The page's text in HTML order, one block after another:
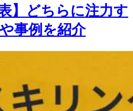
】どちらに注力す
事例を紹介